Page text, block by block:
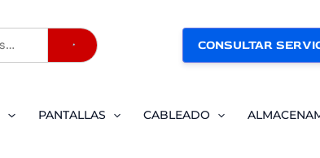
Buscar CONSULTAR
PANTALLAS CABLEADO